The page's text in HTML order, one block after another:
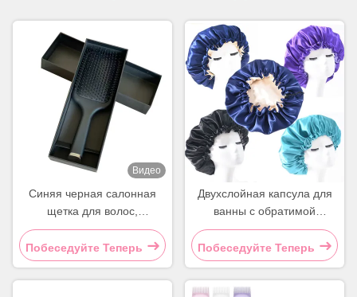
Видео
Синяя черная салонная
щетка для волос,
квадратная лопастная
распутывающая щетка для
волос
Побеседуйте Теперь
Двухслойная капсула для
ванны с обратимой
регулируемой сатинной
головкой
Побеседуйте Теперь